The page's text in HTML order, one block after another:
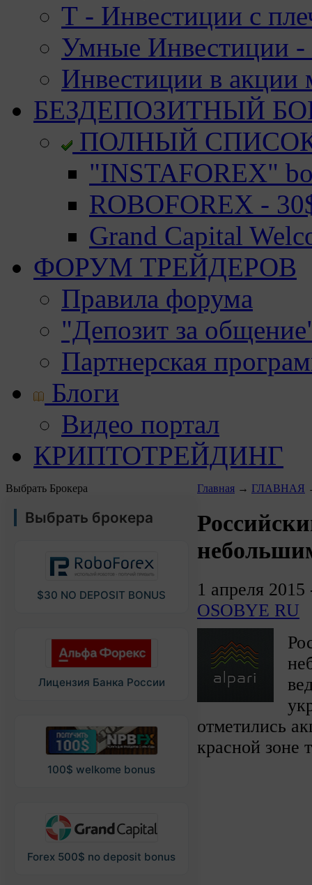
Т - Инвестиции с
Умные Инвестиции -
Инвестиции в акции
БЕЗДЕПОЗИТНЫЙ
ПОЛНЫЙ
"INSTAFOREX"
ROBOFOREX -
Grand Capital
ФОРУМ ТРЕЙДЕРОВ
Правила форума
"Депозит за
Партнерская
Блоги
Видео портал
КРИПТОТРЕЙДИНГ
Выбрать Брокера
Выбрать брокера
$30 NO DEPOSIT BONUS
Лицензия Банка России
100$ welkome bonus
Forex 500$ no deposit bonus
Главная → ГЛАВНАЯ
1 апреля
OSOBYE RU
отметились
красной